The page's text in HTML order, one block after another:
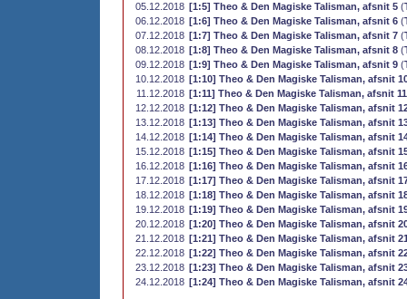
05.12.2018 [1:5] Theo & Den Magiske Talisman, afsnit 5 (
06.12.2018 [1:6] Theo & Den Magiske Talisman, afsnit 6 (
07.12.2018 [1:7] Theo & Den Magiske Talisman, afsnit 7 (
08.12.2018 [1:8] Theo & Den Magiske Talisman, afsnit 8 (
09.12.2018 [1:9] Theo & Den Magiske Talisman, afsnit 9 (
10.12.2018 [1:10] Theo & Den Magiske Talisman, afsnit
11.12.2018 [1:11] Theo & Den Magiske Talisman, afsnit 11
12.12.2018 [1:12] Theo & Den Magiske Talisman, afsnit
13.12.2018 [1:13] Theo & Den Magiske Talisman, afsnit
14.12.2018 [1:14] Theo & Den Magiske Talisman, afsnit
15.12.2018 [1:15] Theo & Den Magiske Talisman, afsnit
16.12.2018 [1:16] Theo & Den Magiske Talisman, afsnit
17.12.2018 [1:17] Theo & Den Magiske Talisman, afsnit
18.12.2018 [1:18] Theo & Den Magiske Talisman, afsnit
19.12.2018 [1:19] Theo & Den Magiske Talisman, afsnit
20.12.2018 [1:20] Theo & Den Magiske Talisman, afsnit
21.12.2018 [1:21] Theo & Den Magiske Talisman, afsnit
22.12.2018 [1:22] Theo & Den Magiske Talisman, afsnit
23.12.2018 [1:23] Theo & Den Magiske Talisman, afsnit
24.12.2018 [1:24] Theo & Den Magiske Talisman, afsnit